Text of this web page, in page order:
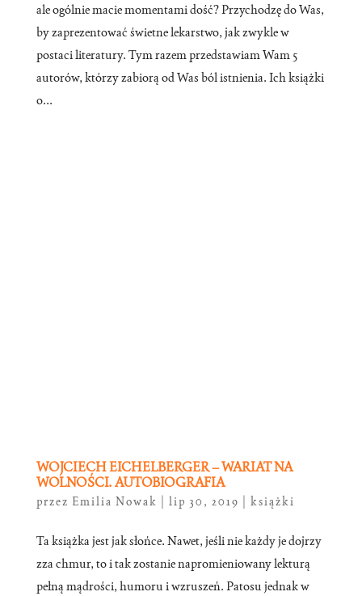
ale ogólnie macie momentami dość? Przychodzę do Was,
by zaprezentować świetne lekarstwo, jak zwykle w
postaci literatury. Tym razem przedstawiam Wam 5
autorów, którzy zabiorą od Was ból istnienia. Ich książki
o...
WOJCIECH EICHELBERGER – WARIAT NA
WOLNOŚCI. AUTOBIOGRAFIA
przez Emilia Nowak lip 30, 2019 książki
Ta książka jest jak słońce. Nawet, jeśli nie każdy je dojrzy
zza chmur, to i tak zostanie napromieniowany lekturą
pełną mądrości, humoru i wzruszeń. Patosu jednak w